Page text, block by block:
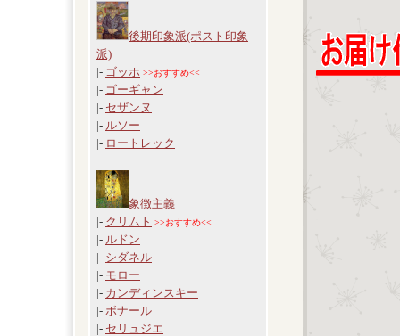
後期印象派(ポスト印象
派)
|- ゴッホ >>おすすめ<<
|- ゴーギャン
|- セザンヌ
|- ルソー
|- ロートレック
象徴主義
|- クリムト >>おすすめ<<
|- ルドン
|- シダネル
|- モロー
|- カンディンスキー
|- ボナール
|- セリュジエ